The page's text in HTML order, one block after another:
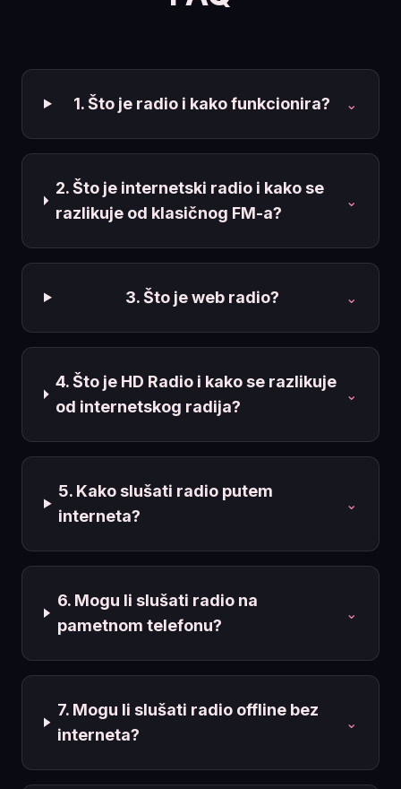
1. Što je radio i kako funkcionira? ⌄
2. Što je internetski radio i kako se
razlikuje od klasičnog FM-a?
⌄
3. Što je web radio? ⌄
4. Što je HD Radio i kako se razlikuje
od internetskog radija?
⌄
5. Kako slušati radio putem
interneta?
⌄
6. Mogu li slušati radio na
pametnom telefonu?
⌄
7. Mogu li slušati radio offline bez
interneta?
⌄